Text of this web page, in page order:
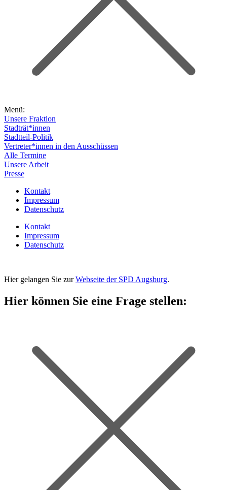
Menü:
Unsere Fraktion
Stadträt*innen
Stadtteil-Politik
Vertreter*innen in den Ausschüssen
Alle Termine
Unsere Arbeit
Presse
Kontakt
Impressum
Datenschutz
Kontakt
Impressum
Datenschutz
Hier gelangen Sie zurWebseite der SPD Augsburg.
Hier können Sie eine Frage stellen: